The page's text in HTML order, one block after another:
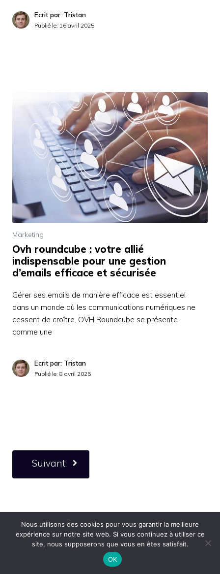
Ecrit par: Tristan
Publié le: 16 avril 2025
Marketing
Ovh roundcube : votre allié
indispensable pour une gestion
d’emails efficace et sécurisée
Gérer ses emails de manière efficace est essentiel
dans un monde où les communications numériques ne
cessent de croître. OVH Roundcube se présente
comme une
Ecrit par: Tristan
Publié le: 8 avril 2025
Suivant
Nous croyons en l'économie collaborative
Nous utilisons des cookies pour vous garantir la meilleure
expérience sur notre site web. Si vous continuez à utiliser ce
site, nous supposerons que vous en êtes satisfait.
OK